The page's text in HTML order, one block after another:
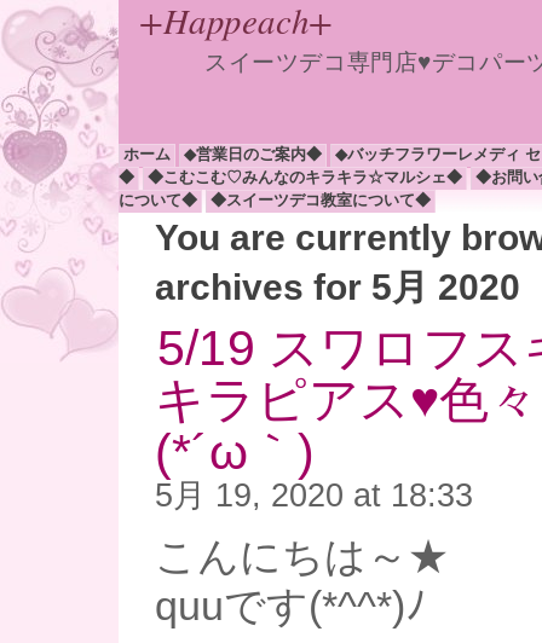
+Happeach+
スイーツデコ専門店♥デコパ
ホーム ◆営業日のご案内◆
◆バッチフラワーレメディ
◆
◆こむこむ♡みんなのキラキラ☆マルシェ◆
◆お問
について◆
◆スイーツデコ教室について◆
You are currently
archives for 5月 2020
5/19 スワロフス
キラピアス♥色
(*´ω｀)
5月 19, 2020 at 18:33
こんにちは～★
quuです(*^^*)ﾉ